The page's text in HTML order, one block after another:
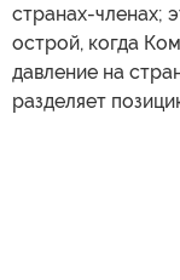
странах-членах;
острой, когда
давление на
разделяет